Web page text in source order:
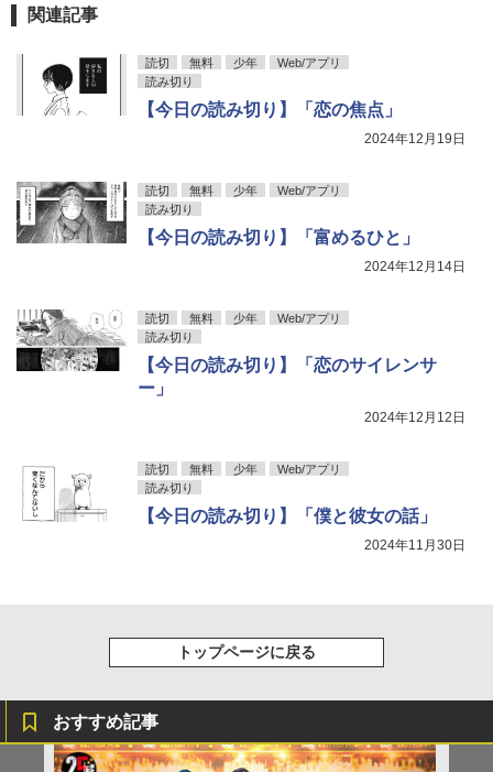
月29日発売] [雑誌]
￥400
ス)
￥1,131
5
(仮)
￥8,800
関連記事
読切 無料 少年
Web/アプリ
読み切り
【今日の読み切り】「恋の焦点」
2024年12月19日
読切 無料 少年
Web/アプリ
読み切り
【今日の読み切り】「富めるひと」
2024年12月14日
読切 無料 少年
Web/アプリ
読み切り
【今日の読み切り】「恋のサイレンサ
ー」
2024年12月12日
読切 無料 少年
Web/アプリ
読み切り
【今日の読み切り】「僕と彼女の話」
2024年11月30日
トップページに戻る
おすすめ記事